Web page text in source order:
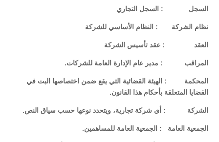
السجل : السجل التجاري
نظام الشركة : النظام الأساسي للشركة
العقد : عقد تأسيس الشركة
المراقب : مدير عام الإدارة العامة للشركات.
المحكمة : الهيئة القضائية التي يقع ضمن اختصاصها البت في
القضايا المتعلقة بأحكام هذا القانون.
الشركة : أي شركة تجارية، ويتحدد نوعها حسب سياق النص.
الجمعية العامة : الجمعية العامة للمساهمين.